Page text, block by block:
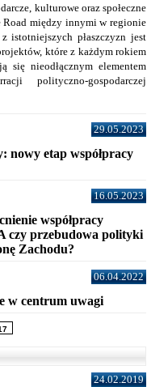
kulturowe oraz społeczne
Road między innymi w regionie
istotniejszych płaszczyzn jest
które z każdym rokiem
się nieodłącznym elementem
polityczno-gospodarczej
29.05.2023
nowy etap współpracy
16.05.2023
współpracy
czy przebudowa polityki
Zachodu?
06.04.2022
w centrum uwagi
24.02.2019